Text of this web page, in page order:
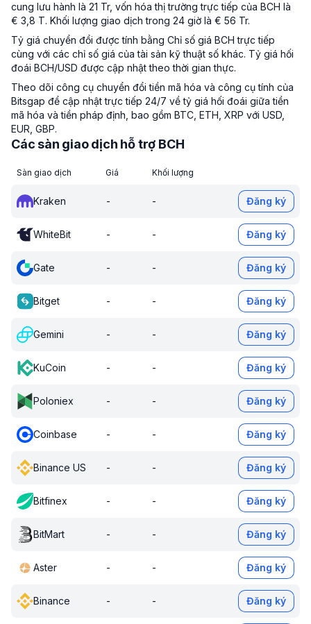
cung lưu hành là 21 Tr, vốn hóa thị trường trực tiếp của BCH là
€ 3,8 T. Khối lượng giao dịch trong 24 giờ là € 56 Tr.
Tỷ giá chuyển đổi được tính bằng Chỉ số giá BCH trực tiếp
cùng với các chỉ số giá của tài sản kỹ thuật số khác. Tỷ giá hối
đoái BCH/USD được cập nhật theo thời gian thực.
Theo dõi công cụ chuyển đổi tiền mã hóa và công cụ tính của
Bitsgap để cập nhật trực tiếp 24/7 về tỷ giá hối đoái giữa tiền
mã hóa và tiền pháp định, bao gồm BTC, ETH, XRP với USD,
EUR, GBP.
Các sàn giao dịch hỗ trợ BCH
Sàn giao dịch Giá Khối lượng
Kraken - - Đăng ký
WhiteBit - - Đăng ký
Gate - - Đăng ký
Bitget - - Đăng ký
Gemini - - Đăng ký
KuCoin - - Đăng ký
Poloniex - - Đăng ký
Coinbase - - Đăng ký
Binance US - - Đăng ký
Bitfinex - - Đăng ký
BitMart - - Đăng ký
Aster - - Đăng ký
Binance - - Đăng ký